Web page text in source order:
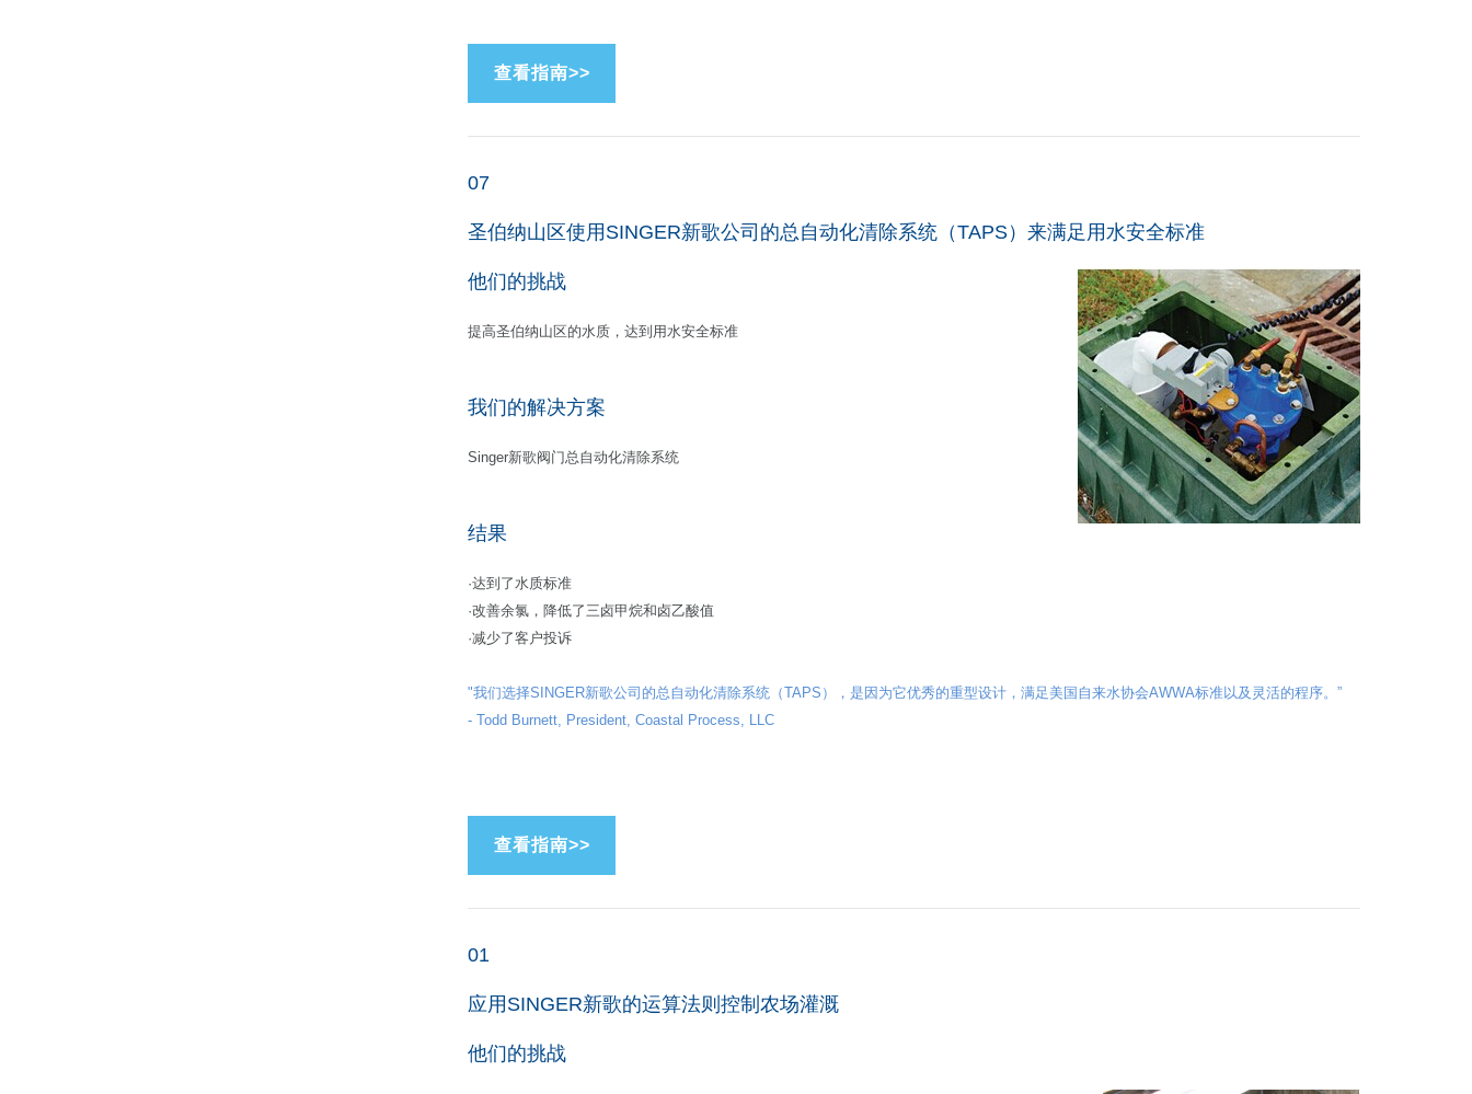
07
圣伯纳山区使用SINGER新歌公司的总自动化清除系统（TAPS）来满足用水安全标准
他们的挑战
提高圣伯纳山区的水质，达到用水安全标准
我们的解决方案
Singer新歌阀门总自动化清除系统
结果
·达到了水质标准
·改善余氯，降低了三卤甲烷和卤乙酸值
·减少了客户投诉
"我们选择SINGER新歌公司的总自动化清除系统（TAPS），是因为它优秀的重型设计，满足美国自来水协会AWWA标准以及灵活的程序。”
- Todd Burnett, President, Coastal Process, LLC
01
应用SINGER新歌的运算法则控制农场灌溉
他们的挑战